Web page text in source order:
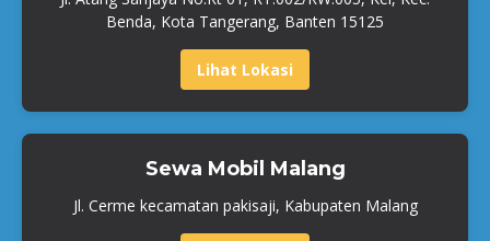
Benda, Kota Tangerang, Banten 15125
Lihat Lokasi
Sewa Mobil Malang
Jl. Cerme kecamatan pakisaji, Kabupaten Malang